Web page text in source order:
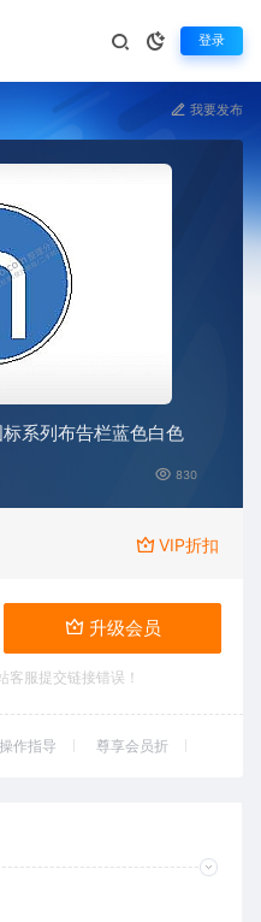
登录
我要发布
系列布告栏蓝色白色
830
VIP折扣
升级会员
客服提交链接错误！
作指导 尊享会员折